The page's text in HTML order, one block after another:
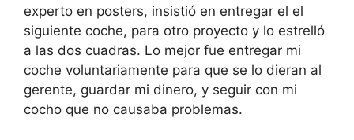
experto en posters, insistió en entregar el el
siguiente coche, para otro proyecto y lo estrelló
a las dos cuadras. Lo mejor fue entregar mi
coche voluntariamente para que se lo dieran al
gerente, guardar mi dinero, y seguir con mi
cocho que no causaba problemas.